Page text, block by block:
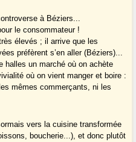
à Béziers...
le consommateur !
élevés ; il arrive que les
préfèrent s’en aller (Béziers)...
halles un marché où on achète
où on vient manger et boire :
mêmes commerçants, ni les
vers la cuisine transformée
boucherie...), et donc plutôt